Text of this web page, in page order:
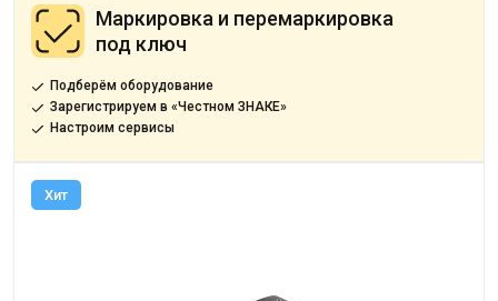
Хит
Маркировка и перемаркировка
под ключ
Подберём оборудование
Зарегистрируем в «Честном ЗНАКЕ»
Настроим сервисы